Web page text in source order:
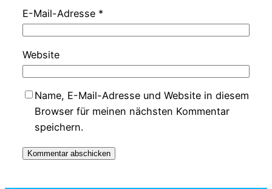
E-Mail-Adresse *
Website
Name, E-Mail-Adresse und Website in diesem
Browser für meinen nächsten Kommentar
speichern.